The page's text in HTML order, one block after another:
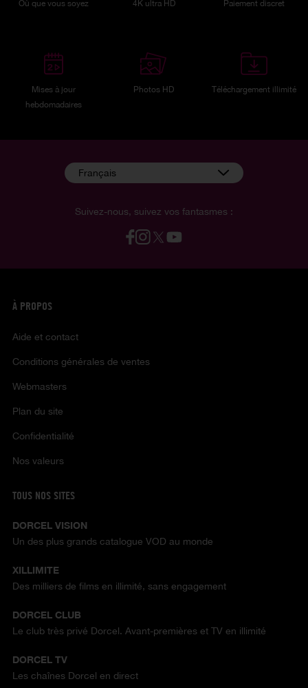
Où que vous soyez 4K ultra HD Paiement discret
Mises à jour
hebdomadaires
Photos HD Téléchargement illimité
Suivez-nous, suivez vos fantasmes :
Français
À PROPOS
Aide et contact
Conditions générales de ventes
Webmasters
Plan du site
Confidentialité
Nos valeurs
TOUS NOS SITES
DORCEL VISION
Un des plus grands catalogue VOD au monde
XILLIMITE
Des milliers de films en illimité, sans engagement
DORCEL CLUB
Le club très privé Dorcel. Avant-premières et TV en illimité
DORCEL TV
Les chaînes Dorcel en direct